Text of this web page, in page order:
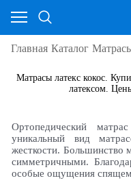
Главная Каталог
Матрасы латекс кокос.
латексом.
Ортопедический
уникальный вид
жесткости. Большинство
симметричными.
особые ощущения